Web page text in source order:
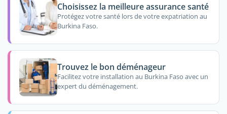
Choisissez la meilleure assurance santé
Protégez votre santé lors de votre expatriation au
Burkina Faso.
Trouvez le bon déménageur
Facilitez votre installation au Burkina Faso avec un
expert du déménagement.